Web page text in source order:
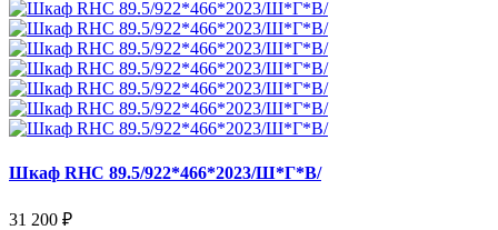
Шкаф RHC 89.5/922*466*2023/Ш*Г*В/
31 200 ₽